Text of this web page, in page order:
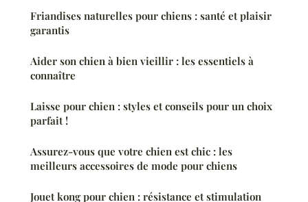
Friandises naturelles pour chiens : santé et plaisir
garantis
Aider son chien à bien vieillir : les essentiels à
connaître
Laisse pour chien : styles et conseils pour un choix
parfait !
Assurez-vous que votre chien est chic : les
meilleurs accessoires de mode pour chiens
Jouet kong pour chien : résistance et stimulation